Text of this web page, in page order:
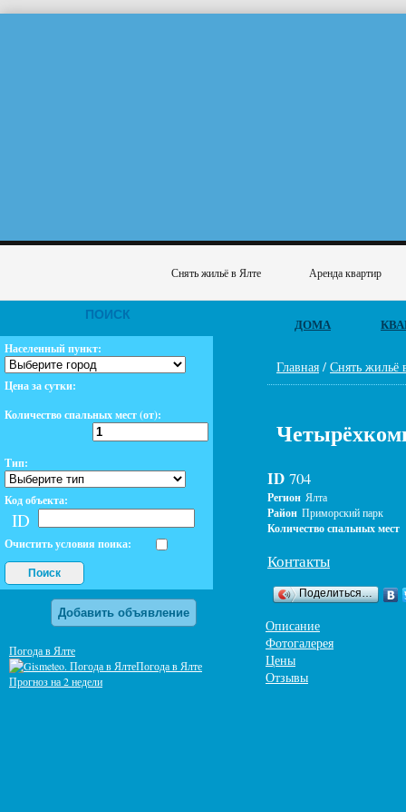
Снять жильё в Ялте Аренда квартир
ДОМА
Главная / Снять жильё
ID 704
Регион Ялта
Район Приморский парк
Количество спальных мест
Контакты
Поделиться…
Описание
Фотогалерея
Цены
Отзывы
ПОИСК
Населенный пункт:
Цена за сутки:
Количество спальных мест (от):
Тип:
Код объекта:
ID
Очистить условия поика:
Поиск
Добавить объявление
Погода в Ялте
Погода в Ялте
Прогноз на 2 недели